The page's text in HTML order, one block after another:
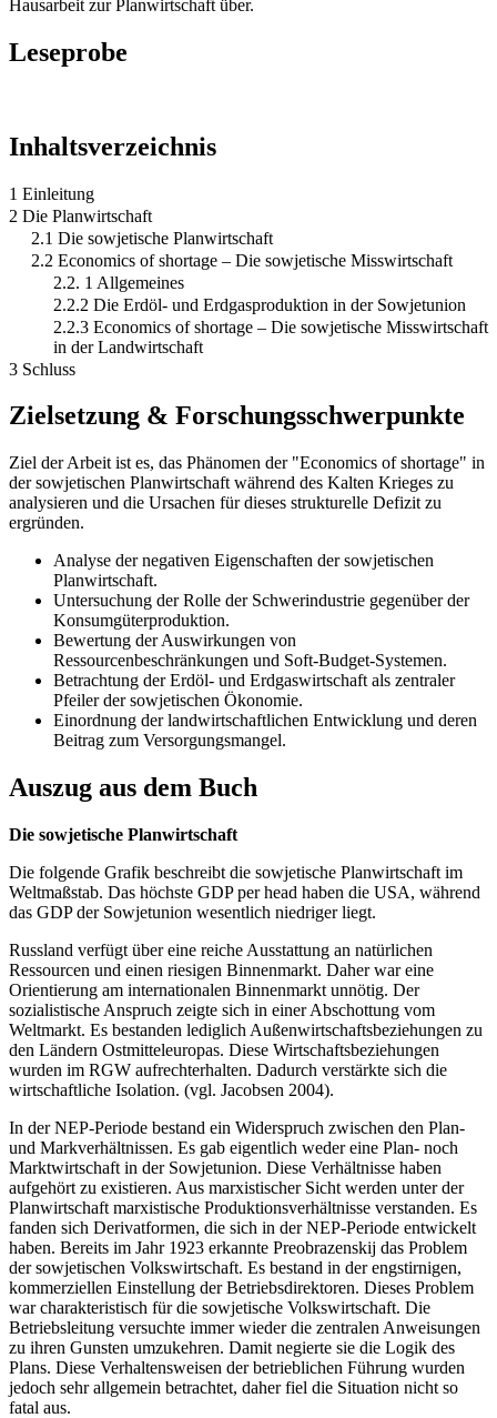
Hausarbeit zur Planwirtschaft über.
Leseprobe
Inhaltsverzeichnis
1 Einleitung
2 Die Planwirtschaft
2.1 Die sowjetische Planwirtschaft
2.2 Economics of shortage – Die sowjetische Misswirtschaft
2.2. 1 Allgemeines
2.2.2 Die Erdöl- und Erdgasproduktion in der Sowjetunion
2.2.3 Economics of shortage – Die sowjetische Misswirtschaft
in der Landwirtschaft
3 Schluss
Zielsetzung & Forschungsschwerpunkte
Ziel der Arbeit ist es, das Phänomen der "Economics of shortage" in
der sowjetischen Planwirtschaft während des Kalten Krieges zu
analysieren und die Ursachen für dieses strukturelle Defizit zu
ergründen.
Analyse der negativen Eigenschaften der sowjetischen
Planwirtschaft.
Untersuchung der Rolle der Schwerindustrie gegenüber der
Konsumgüterproduktion.
Bewertung der Auswirkungen von
Ressourcenbeschränkungen und Soft-Budget-Systemen.
Betrachtung der Erdöl- und Erdgaswirtschaft als zentraler
Pfeiler der sowjetischen Ökonomie.
Einordnung der landwirtschaftlichen Entwicklung und deren
Beitrag zum Versorgungsmangel.
Auszug aus dem Buch
Die sowjetische Planwirtschaft
Die folgende Grafik beschreibt die sowjetische Planwirtschaft im
Weltmaßstab. Das höchste GDP per head haben die USA, während
das GDP der Sowjetunion wesentlich niedriger liegt.
Russland verfügt über eine reiche Ausstattung an natürlichen
Ressourcen und einen riesigen Binnenmarkt. Daher war eine
Orientierung am internationalen Binnenmarkt unnötig. Der
sozialistische Anspruch zeigte sich in einer Abschottung vom
Weltmarkt. Es bestanden lediglich Außenwirtschaftsbeziehungen zu
den Ländern Ostmitteleuropas. Diese Wirtschaftsbeziehungen
wurden im RGW aufrechterhalten. Dadurch verstärkte sich die
wirtschaftliche Isolation. (vgl. Jacobsen 2004).
In der NEP-Periode bestand ein Widerspruch zwischen den Plan-
und Markverhältnissen. Es gab eigentlich weder eine Plan- noch
Marktwirtschaft in der Sowjetunion. Diese Verhältnisse haben
aufgehört zu existieren. Aus marxistischer Sicht werden unter der
Planwirtschaft marxistische Produktionsverhältnisse verstanden. Es
fanden sich Derivatformen, die sich in der NEP-Periode entwickelt
haben. Bereits im Jahr 1923 erkannte Preobrazenskij das Problem
der sowjetischen Volkswirtschaft. Es bestand in der engstirnigen,
kommerziellen Einstellung der Betriebsdirektoren. Dieses Problem
war charakteristisch für die sowjetische Volkswirtschaft. Die
Betriebsleitung versuchte immer wieder die zentralen Anweisungen
zu ihren Gunsten umzukehren. Damit negierte sie die Logik des
Plans. Diese Verhaltensweisen der betrieblichen Führung wurden
jedoch sehr allgemein betrachtet, daher fiel die Situation nicht so
fatal aus.